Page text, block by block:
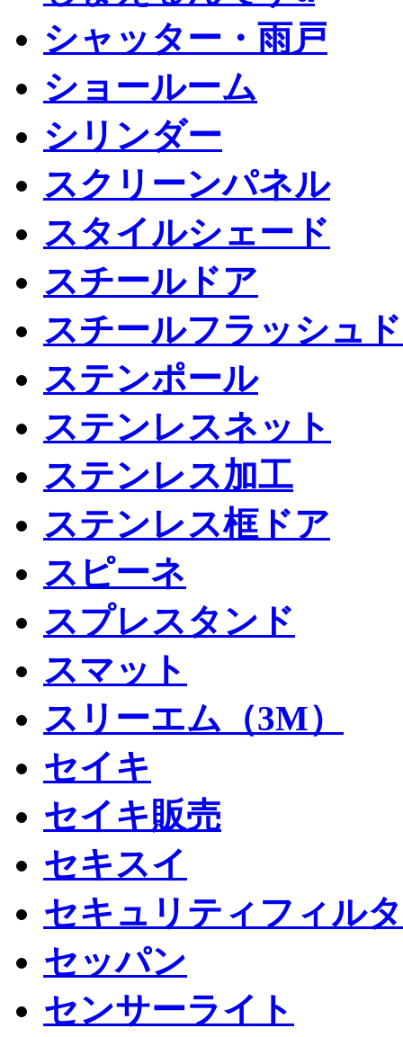
シャッター・雨戸
ショールーム
シリンダー
スクリーンパネル
スタイルシェード
スチールドア
スチールフラッシュ
ステンポール
ステンレスネット
ステンレス加工
ステンレス框ドア
スピーネ
スプレスタンド
スマット
スリーエム（3M）
セイキ
セイキ販売
セキスイ
セキュリティフィル
セッパン
センサーライト